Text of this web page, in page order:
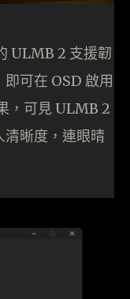
ULMB 2 支援韌
可在 OSD 啟用
，可見 ULMB 2
清晰度，連眼晴